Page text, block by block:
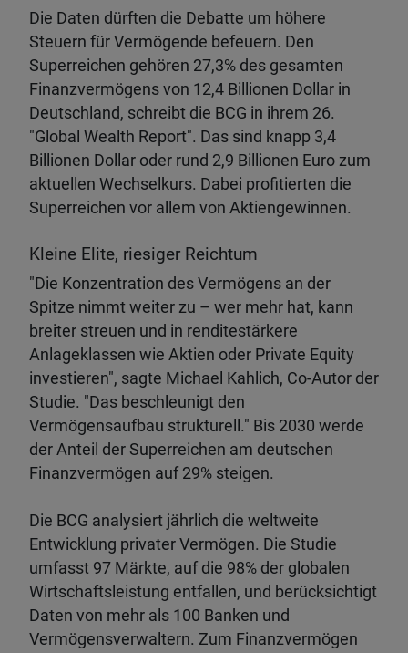
Die Daten dürften die Debatte um höhere
Steuern für Vermögende befeuern. Den
Superreichen gehören 27,3% des gesamten
Finanzvermögens von 12,4 Billionen Dollar in
Deutschland, schreibt die BCG in ihrem 26.
"Global Wealth Report". Das sind knapp 3,4
Billionen Dollar oder rund 2,9 Billionen Euro zum
aktuellen Wechselkurs. Dabei profitierten die
Superreichen vor allem von Aktiengewinnen.
Kleine Elite, riesiger Reichtum
"Die Konzentration des Vermögens an der
Spitze nimmt weiter zu – wer mehr hat, kann
breiter streuen und in renditestärkere
Anlageklassen wie Aktien oder Private Equity
investieren", sagte Michael Kahlich, Co-Autor der
Studie. "Das beschleunigt den
Vermögensaufbau strukturell." Bis 2030 werde
der Anteil der Superreichen am deutschen
Finanzvermögen auf 29% steigen.
Die BCG analysiert jährlich die weltweite
Entwicklung privater Vermögen. Die Studie
umfasst 97 Märkte, auf die 98% der globalen
Wirtschaftsleistung entfallen, und berücksichtigt
Daten von mehr als 100 Banken und
Vermögensverwaltern. Zum Finanzvermögen